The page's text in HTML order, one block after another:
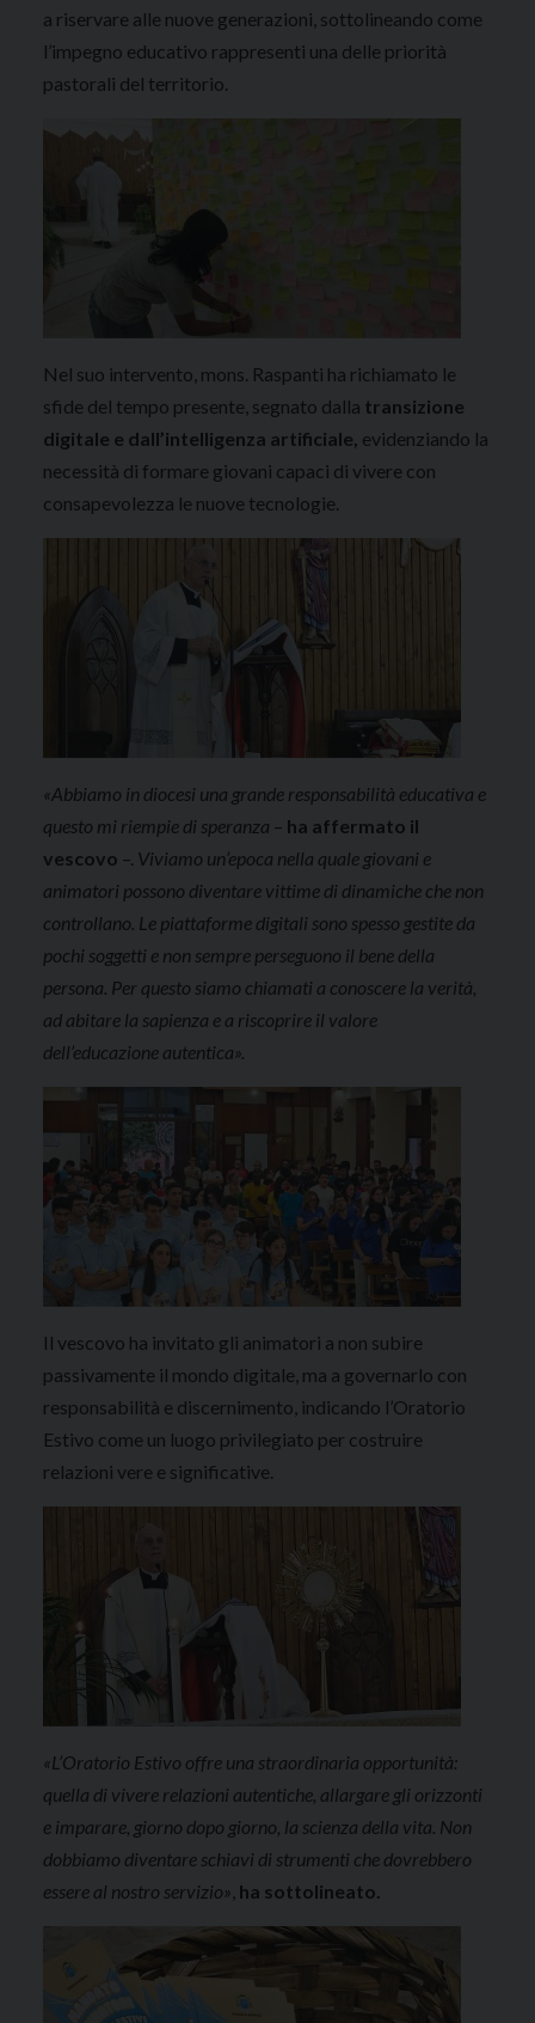
a riservare alle nuove generazioni, sottolineando come
l’impegno educativo rappresenti una delle priorità
pastorali del territorio.
Nel suo intervento, mons. Raspanti ha richiamato le
sfide del tempo presente, segnato dalla transizione
digitale e dall’intelligenza artificiale, evidenziando la
necessità di formare giovani capaci di vivere con
consapevolezza le nuove tecnologie.
«Abbiamo in diocesi una grande responsabilità educativa e
questo mi riempie di speranza – ha affermato il
vescovo –. Viviamo un’epoca nella quale giovani e
animatori possono diventare vittime di dinamiche che non
controllano. Le piattaforme digitali sono spesso gestite da
pochi soggetti e non sempre perseguono il bene della
persona. Per questo siamo chiamati a conoscere la verità,
ad abitare la sapienza e a riscoprire il valore
dell’educazione autentica».
Il vescovo ha invitato gli animatori a non subire
passivamente il mondo digitale, ma a governarlo con
responsabilità e discernimento, indicando l’Oratorio
Estivo come un luogo privilegiato per costruire
relazioni vere e significative.
«L’Oratorio Estivo offre una straordinaria opportunità:
quella di vivere relazioni autentiche, allargare gli orizzonti
e imparare, giorno dopo giorno, la scienza della vita. Non
dobbiamo diventare schiavi di strumenti che dovrebbero
essere al nostro servizio» ha sottolineato.